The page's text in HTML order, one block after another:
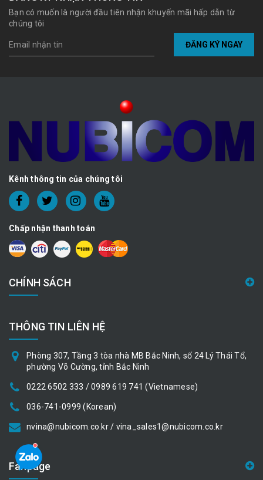
Bạn có muốn là người đầu tiên nhận khuyến mãi hấp dẫn từ
chúng tôi
ĐĂNG KÝ NGAY
Kênh thông tin của chúng tôi
Chấp nhận thanh toán
CHÍNH SÁCH
THÔNG TIN LIÊN HỆ
Phòng 307, Tầng 3 tòa nhà MB Bắc Ninh, số 24 Lý Thái Tổ,
phường Võ Cường, tỉnh Bắc Ninh
0222 6502 333 / 0989 619 741 (Vietnamese)
036-741-0999 (Korean)
nvina@nubicom.co.kr / vina_sales1@nubicom.co.kr
Fanpage